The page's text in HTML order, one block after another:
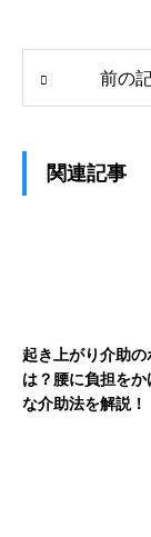
前の
関連記事
起き上がり介助の
は？腰に負担を
な介助法を解説！